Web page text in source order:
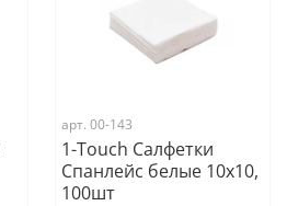
арт. 00-143
1-Touch Салфетки
Cпанлейс белые 10х10,
100шт